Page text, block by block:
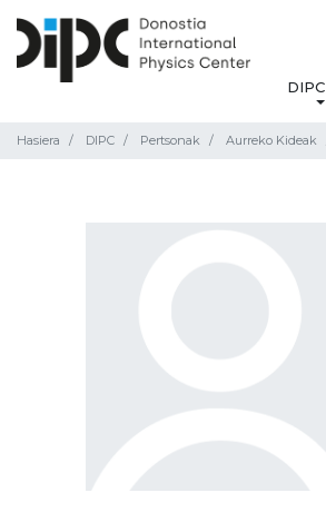
DIPC
Hasiera DIPC Pertsonak Aurreko Kideak